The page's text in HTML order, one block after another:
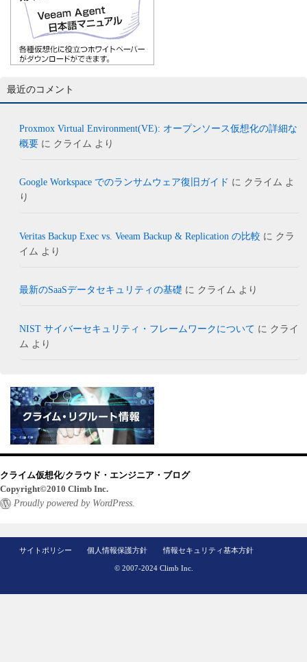
最近のコメント
Proxmox Virtual Environment(VE): オープンソース仮想化の詳細な
概要 に クライム より
Google Workspace でのランサムウェア復旧ガイド に クライム よ
り
Veritas Backup Exec vs. Veeam Backup & Replication の比較 に クラ
イム より
最新のSaaSデータセキュリティの基礎 に クライム より
NIST サイバーセキュリティ・フレームワークについて に クライ
ム より
クライム仮想化/クラウド・エンジニア・ブログ
Copyright©2010 Climb Inc.
Proudly powered by WordPress.
サイトポリシー 個人情報保護方針 情報セキュリティ基本方針
© 2007-2024 Climb Inc.